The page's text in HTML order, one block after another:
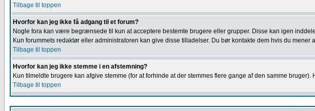
Tilbage til toppen
Hvorfor kan jeg ikke få adgang til et forum?
Nogle fora kan være begrænsede til kun at acceptere bestemte brugere eller grupper. Disse kan igen
Kun forummets redaktør eller administratoren kan give disse tilladelser. Du bør kontakte dem hvis du mener
Tilbage til toppen
Hvorfor kan jeg ikke stemme i en afstemning?
Kun tilmeldte brugere kan afgive stemme (for at forhinde at der stemmes flere gange af den samme
Tilbage til toppen